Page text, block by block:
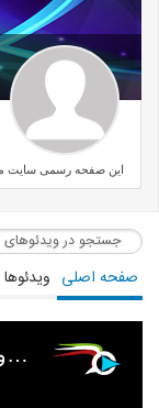
صفحه اصلی ویدئوها
نکات طلایی و مهم برای طراحی کاتالوگ موثر